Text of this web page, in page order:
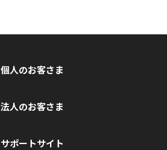
個人のお客さま
法人のお客さま
サポートサイト